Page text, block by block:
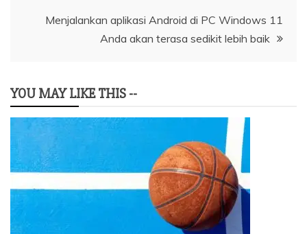
Menjalankan aplikasi Android di PC Windows 11
Anda akan terasa sedikit lebih baik
YOU MAY LIKE THIS --